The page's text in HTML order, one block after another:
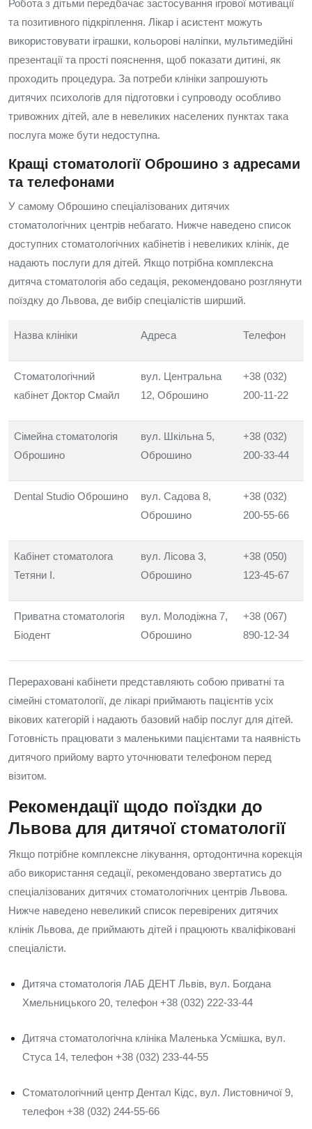
Робота з дітьми передбачає застосування ігрової мотивації
та позитивного підкріплення. Лікар і асистент можуть
використовувати іграшки, кольорові наліпки, мультимедійні
презентації та прості пояснення, щоб показати дитині, як
проходить процедура. За потреби клініки запрошують
дитячих психологів для підготовки і супроводу особливо
тривожних дітей, але в невеликих населених пунктах така
послуга може бути недоступна.
Кращі стоматології Оброшино з адресами
та телефонами
У самому Оброшино спеціалізованих дитячих
стоматологічних центрів небагато. Нижче наведено список
доступних стоматологічних кабінетів і невеликих клінік, де
надають послуги для дітей. Якщо потрібна комплексна
дитяча стоматологія або седація, рекомендовано розглянути
поїздку до Львова, де вибір спеціалістів ширший.
Назва клініки Адреса Телефон
Стоматологічний
кабінет Доктор Смайл
вул. Центральна
12, Оброшино
+38 (032)
200-11-22
Сімейна стоматологія
Оброшино
вул. Шкільна 5,
Оброшино
+38 (032)
200-33-44
Dental Studio Оброшино
вул. Садова 8,
Оброшино
+38 (032)
200-55-66
Кабінет стоматолога
Тетяни І.
вул. Лісова 3,
Оброшино
+38 (050)
123-45-67
Приватна стоматологія
Біодент
вул. Молодіжна 7,
Оброшино
+38 (067)
890-12-34
Перераховані кабінети представляють собою приватні та
сімейні стоматології, де лікарі приймають пацієнтів усіх
вікових категорій і надають базовий набір послуг для дітей.
Готовність працювати з маленькими пацієнтами та наявність
дитячого прийому варто уточнювати телефоном перед
візитом.
Рекомендації щодо поїздки до
Львова для дитячої стоматології
Якщо потрібне комплексне лікування, ортодонтична корекція
або використання седації, рекомендовано звертатись до
спеціалізованих дитячих стоматологічних центрів Львова.
Нижче наведено невеликий список перевірених дитячих
клінік Львова, де приймають дітей і працюють кваліфіковані
спеціалісти.
Дитяча стоматологія ЛАБ ДЕНТ Львів, вул. Богдана
Хмельницького 20, телефон +38 (032) 222-33-44
Дитяча стоматологічна клініка Маленька Усмішка, вул.
Стуса 14, телефон +38 (032) 233-44-55
Стоматологічний центр Дентал Кідс, вул. Листовничої 9,
телефон +38 (032) 244-55-66